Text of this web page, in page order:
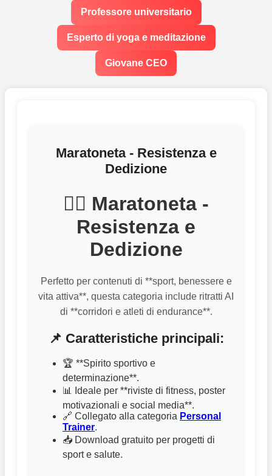
Professore universitario
Esperto di yoga e meditazione
Giovane CEO
Maratoneta - Resistenza e
Dedizione
🏃‍♂️ Maratoneta -
Resistenza e
Dedizione
Perfetto per contenuti di **sport, benessere e
vita attiva**, questa categoria include ritratti AI
di **corridori e atleti di endurance**.
📌 Caratteristiche principali:
🏆 **Spirito sportivo e
determinazione**.
📊 Ideale per **riviste di fitness, poster
motivazionali e social media**.
🔗 Collegato alla categoria Personal
Trainer.
📥 Download gratuito per progetti di
sport e salute.